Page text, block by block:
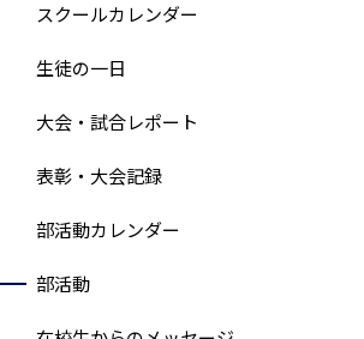
スクールカレンダー
生徒の一日
大会・試合レポート
表彰・大会記録
部活動カレンダー
部活動